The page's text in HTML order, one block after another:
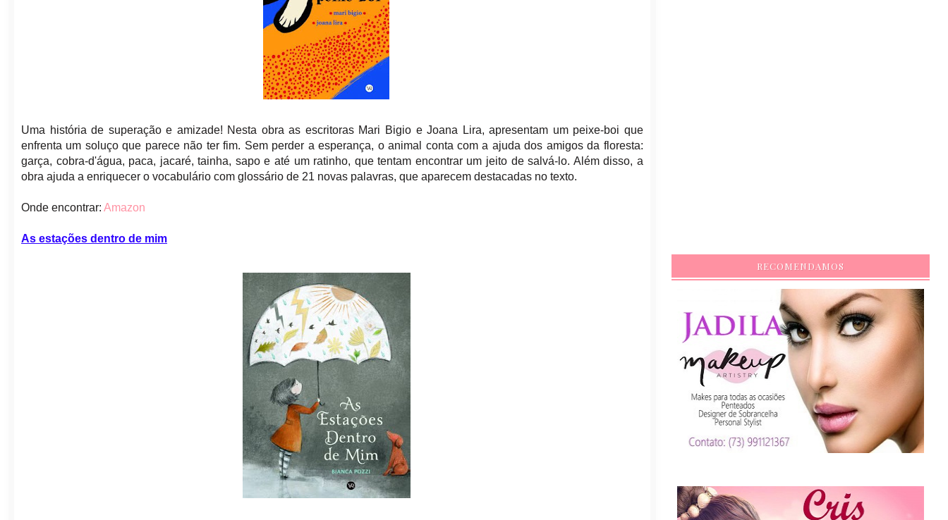
Uma história de superação e amizade! Nesta obra as escritoras Mari Bigio e Joana Lira, apresentam um peixe-boi que
enfrenta um soluço que parece não ter fim. Sem perder a esperança, o animal conta com a ajuda dos amigos da floresta:
garça, cobra-d'água, paca, jacaré, tainha, sapo e até um ratinho, que tentam encontrar um jeito de salvá-lo. Além disso, a
obra ajuda a enriquecer o vocabulário com glossário de 21 novas palavras, que aparecem destacadas no texto.
Onde encontrar: Amazon
As estações dentro de mim
RECOMENDAMOS